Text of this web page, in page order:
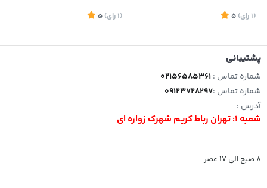
(1 رای)
5
(1 رای)
5
پشتیبانی
شماره تماس :02156585361
شماره تماس :09123728297
آدرس :
شعبه 1: تهران رباط کریم شهرک زواره ای
8 صبح الی 17 عصر